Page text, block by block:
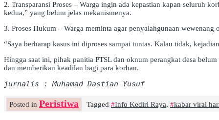
2. Transparansi Proses – Warga ingin ada kepastian kapan seluruh
kedua,” yang belum jelas mekanismenya.
3. Proses Hukum – Warga meminta agar penyalahgunaan
“Saya berharap kasus ini diproses sampai tuntas. Kalau tidak,
Hingga saat ini, pihak panitia PTSL dan oknum perangkat desa
dan memberikan keadilan bagi para korban.
jurnalis : Muhamad Dastian Yusuf
Posted in Peristiwa Tagged Info Kediri Raya, kabar viral